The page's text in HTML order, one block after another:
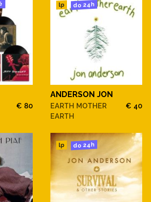
€ 80
lp do 24h
ANDERSON JON
EARTH MOTHER
EARTH
€ 40
lp do 24h